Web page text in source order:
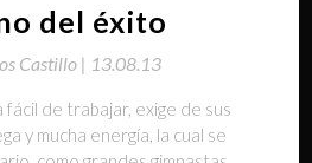
del éxito
Castillo | 13.08.13
fácil de trabajar, exige de sus
y mucha energía, la cual se